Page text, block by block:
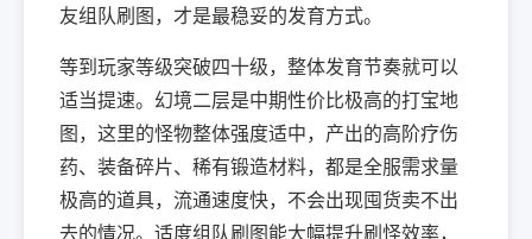
友组队刷图，才是最稳妥的发育方式。
等到玩家等级突破四十级，整体发育节奏就可以
适当提速。幻境二层是中期性价比极高的打宝地
图，这里的怪物整体强度适中，产出的高阶疗伤
药、装备碎片、稀有锻造材料，都是全服需求量
极高的道具，流通速度快，不会出现囤货卖不出
去的情况。适度组队刷图能大幅提升刷怪效率，